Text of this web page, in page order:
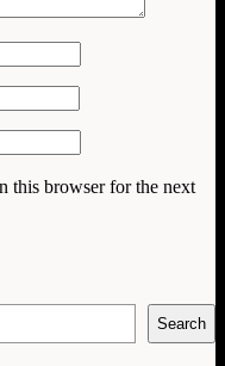
this browser for the next
Search